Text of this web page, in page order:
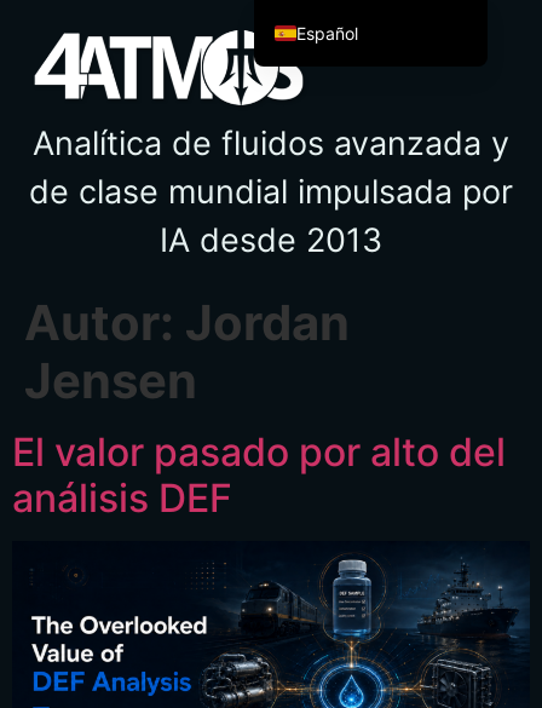
Analítica de fluidos avanzada y
de clase mundial impulsada por
IA desde 2013
Autor: Jordan
Jensen
El valor pasado por alto del
análisis DEF
Español
English
Français
Italiano
Deutsch
Afrikaans
Français du Canada
Ελληνικά
Bahasa Indonesia
Bahasa Melayu
Sicilian